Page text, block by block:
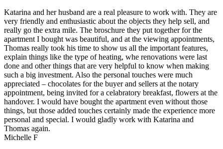
Katarina and her husband are a real pleasure to work with. They are
very friendly and enthusiastic about the objects they help sell, and
really go the extra mile. The broschure they put together for the
apartment I bought was beautiful, and at the viewing appointments,
Thomas really took his time to show us all the important features,
explain things like the type of heating, whe renovations were last
done and other things that are very helpful to know when making
such a big investment. Also the personal touches were much
appreciated – chocolates for the buyer and sellers at the notary
appointment, being invited for a celabratory breakfast, flowers at the
handover. I would have bought the apartment even without those
things, but those added touches certainly made the experience more
personal and special. I would gladly work with Katarina and
Thomas again.
Michelle F